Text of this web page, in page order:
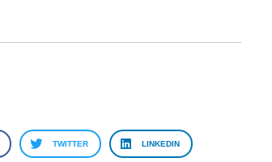
TWITTER LINKEDIN